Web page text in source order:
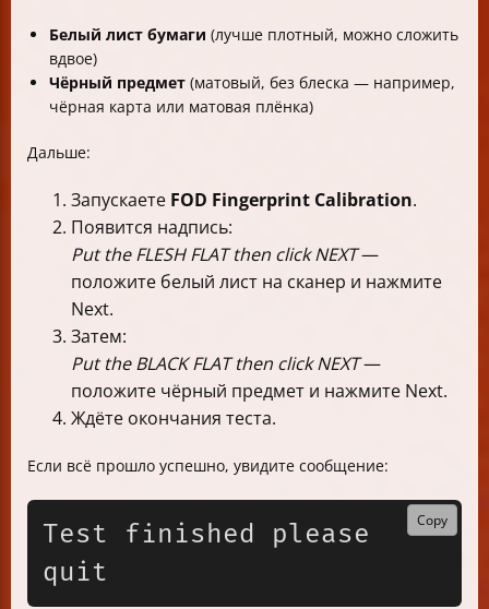
Белый лист бумаги (лучше плотный, можно сложить
вдвое)
Чёрный предмет (матовый, без блеска — например,
чёрная карта или матовая плёнка)
Дальше:
Запускаете FOD Fingerprint Calibration.
Появится надпись:
Put the FLESH FLAT then click NEXT—
положите белый лист на сканер и нажмите
Next.
Затем:
Put the BLACK FLAT then click NEXT—
положите чёрный предмет и нажмите Next.
Ждёте окончания теста.
Если всё прошло успешно, увидите сообщение:
Test finished please
Copy